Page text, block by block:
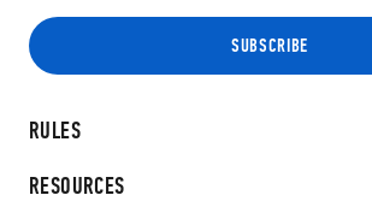
RULES
RESOURCES